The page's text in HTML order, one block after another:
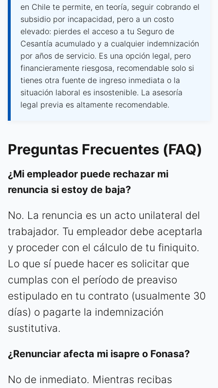
en Chile te permite, en teoría, seguir cobrando el
subsidio por incapacidad, pero a un costo
elevado: pierdes el acceso a tu Seguro de
Cesantía acumulado y a cualquier indemnización
por años de servicio. Es una opción legal, pero
financieramente riesgosa, recomendable solo si
tienes otra fuente de ingreso inmediata o la
situación laboral es insostenible. La asesoría
legal previa es altamente recomendable.
Preguntas Frecuentes (FAQ)
¿Mi empleador puede rechazar mi
renuncia si estoy de baja?
No. La renuncia es un acto unilateral del
trabajador. Tu empleador debe aceptarla
y proceder con el cálculo de tu finiquito.
Lo que sí puede hacer es solicitar que
cumplas con el período de preaviso
estipulado en tu contrato (usualmente 30
días) o pagarte la indemnización
sustitutiva.
¿Renunciar afecta mi isapre o Fonasa?
No de inmediato. Mientras recibas